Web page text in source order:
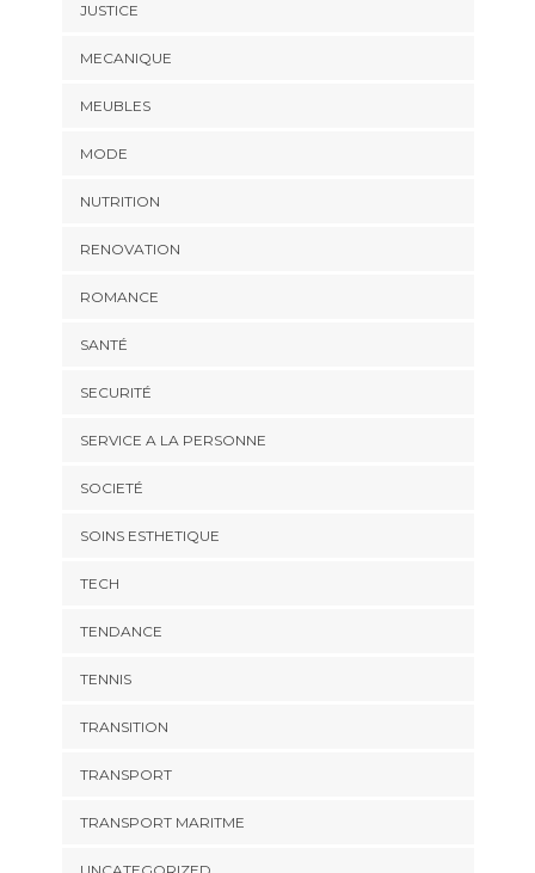
JUSTICE
MECANIQUE
MEUBLES
MODE
NUTRITION
RENOVATION
ROMANCE
SANTÉ
SECURITÉ
SERVICE A LA PERSONNE
SOCIETÉ
SOINS ESTHETIQUE
TECH
TENDANCE
TENNIS
TRANSITION
TRANSPORT
TRANSPORT MARITME